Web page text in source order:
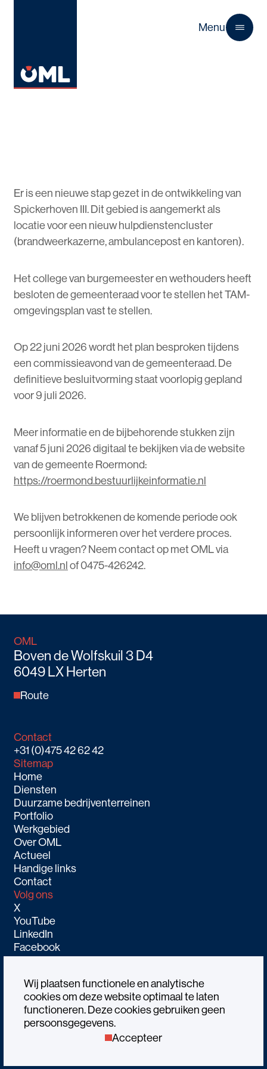
Menu
Er is een nieuwe stap gezet in de ontwikkeling van
Spickerhoven III. Dit gebied is aangemerkt als
locatie voor een nieuw hulpdienstencluster
(brandweerkazerne, ambulancepost en kantoren).
Het college van burgemeester en wethouders heeft
besloten de gemeenteraad voor te stellen het TAM-
omgevingsplan vast te stellen.
Op 22 juni 2026 wordt het plan besproken tijdens
een commissieavond van de gemeenteraad. De
definitieve besluitvorming staat voorlopig gepland
voor 9 juli 2026.
Meer informatie en de bijbehorende stukken zijn
vanaf 5 juni 2026 digitaal te bekijken via de website
van de gemeente Roermond:
https://roermond.bestuurlijkeinformatie.nl
We blijven betrokkenen de komende periode ook
persoonlijk informeren over het verdere proces.
Heeft u vragen? Neem contact op met OML via
info@oml.nlof 0475-426242.
Wij plaatsen functionele en analytische
cookies om deze website optimaal te laten
functioneren. Deze cookies gebruiken geen
persoonsgegevens.
Accepteer
OML
Boven de Wolfskuil 3 D4
6049 LX Herten
Route
Contact
+31 (0)475 42 62 42
Sitemap
Home
Diensten
Duurzame bedrijventerreinen
Portfolio
Werkgebied
Over OML
Actueel
Handige links
Contact
Volg ons
X
YouTube
LinkedIn
Facebook
Alle rechtenvoorbehouden OML © 2026
Algemene voorwaarden
Website by Gewest13